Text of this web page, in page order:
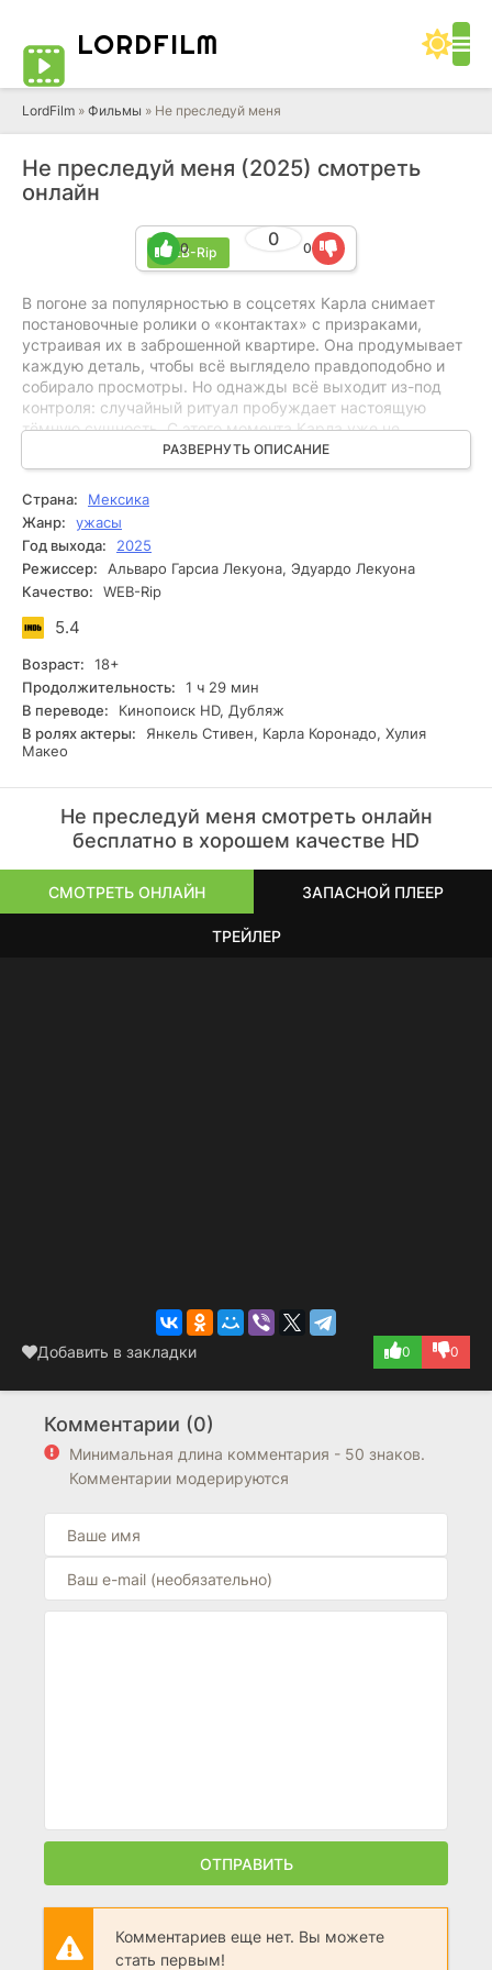
LORDFILM
LordFilm » Фильмы » Не преследуй меня
Не преследуй меня (2025) смотреть
онлайн
WEB-Rip
0
0 0
В погоне за популярностью в соцсетях Карла снимает
постановочные ролики о «контактах» с призраками,
устраивая их в заброшенной квартире. Она продумывает
каждую деталь, чтобы всё выглядело правдоподобно и
собирало просмотры. Но однажды всё выходит из-под
контроля: случайный ритуал пробуждает настоящую
тёмную сущность. С этого момента Карла уже не
управляет происходящим, а желание удержать внимание
аудитории заставляет её продолжать снимать, превращая
каждое видео в риск. Там, где раньше были лишь
декорации и монтаж, появляется настоящий страх, и
зрители перестают понимать, где игра, а где реальность.
РАЗВЕРНУТЬ ОПИСАНИЕ
Страна:
Мексика
Жанр:
ужасы
Год выхода:
2025
Режиссер:
Альваро Гарсиа Лекуона, Эдуардо Лекуона
Качество:
WEB-Rip
5.4
Возраст:
18+
Продолжительность:
1 ч 29 мин
В переводе:
Кинопоиск HD, Дубляж
В ролях актеры:
Янкель Стивен, Карла Коронадо, Хулия
Макео
Не преследуй меня смотреть онлайн
бесплатно в хорошем качестве HD
СМОТРЕТЬ ОНЛАЙН ЗАПАСНОЙ ПЛЕЕР
ТРЕЙЛЕР
Добавить в закладки 0 0
Комментарии (0)
Минимальная длина комментария - 50 знаков.
Комментарии модерируются
ОТПРАВИТЬ
Комментариев еще нет. Вы можете
стать первым!